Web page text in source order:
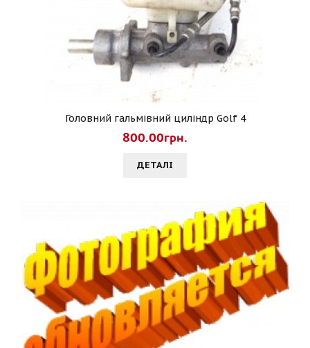
Головний гальмівний циліндр Golf 4
800.00грн.
ДЕТАЛI